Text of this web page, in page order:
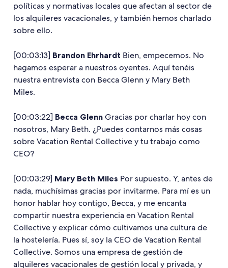
políticas y normativas locales que afectan al sector de
los alquileres vacacionales, y también hemos charlado
sobre ello.
[00:03:13] Brandon Ehrhardt Bien, empecemos. No
hagamos esperar a nuestros oyentes. Aquí tenéis
nuestra entrevista con Becca Glenn y Mary Beth
Miles.
[00:03:22] Becca Glenn Gracias por charlar hoy con
nosotros, Mary Beth. ¿Puedes contarnos más cosas
sobre Vacation Rental Collective y tu trabajo como
CEO?
[00:03:29] Mary Beth Miles Por supuesto. Y, antes de
nada, muchísimas gracias por invitarme. Para mí es un
honor hablar hoy contigo, Becca, y me encanta
compartir nuestra experiencia en Vacation Rental
Collective y explicar cómo cultivamos una cultura de
la hostelería. Pues sí, soy la CEO de Vacation Rental
Collective. Somos una empresa de gestión de
alquileres vacacionales de gestión local y privada, y